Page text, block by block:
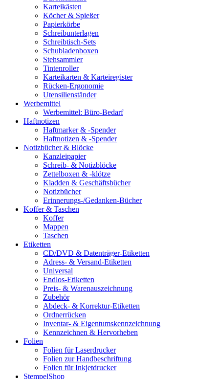
Karteikästen
Köcher & Spießer
Papierkörbe
Schreibunterlagen
Schreibtisch-Sets
Schubladenboxen
Stehsammler
Tintenroller
Karteikarten & Karteiregister
Rücken-Ergonomie
Utensilienständer
Werbemittel
Werbemittel: Büro-Bedarf
Haftnotizen
Haftmarker & -Spender
Haftnotizen & -Spender
Notizbücher & Blöcke
Kanzleipapier
Schreib- & Notizblöcke
Zettelboxen & -klötze
Kladden & Geschäftsbücher
Notizbücher
Erinnerungs-/Gedanken-Bücher
Koffer & Taschen
Koffer
Mappen
Taschen
Etiketten
CD/DVD & Datenträger-Etiketten
Adress- & Versand-Etiketten
Universal
Endlos-Etiketten
Preis- & Warenauszeichnung
Zubehör
Abdeck- & Korrektur-Etiketten
Ordnerrücken
Inventar- & Eigentumskennzeichnung
Kennzeichnen & Hervorheben
Folien
Folien für Laserdrucker
Folien zur Handbeschriftung
Folien für Inkjetdrucker
StempelShop